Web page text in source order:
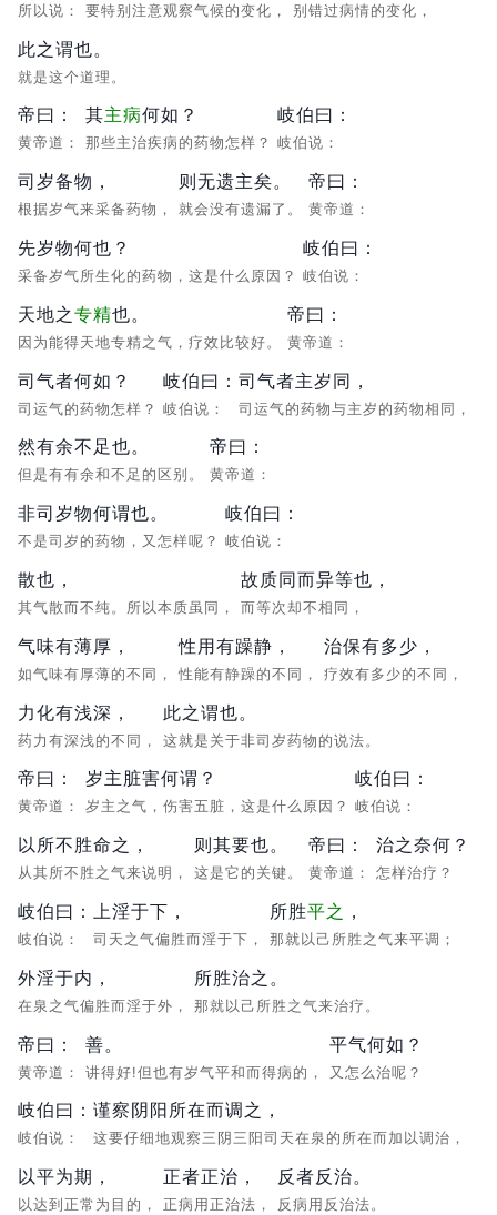
所以说： 要特别注意观察气候的变化， 别错过病情的变化，
此之谓也。
就是这个道理。
帝曰：
黄帝道：
其主病何如？
那些主治疾病的药物怎样？
岐伯曰：
岐伯说：
司岁备物，
根据岁气来采备药物，
则无遗主矣。
就会没有遗漏了。
帝曰：
黄帝道：
先岁物何也？
采备岁气所生化的药物，这是什么原因？
岐伯曰：
岐伯说：
天地之专精也。
因为能得天地专精之气，疗效比较好。
帝曰：
黄帝道：
司气者何如？
司运气的药物怎样？
岐伯曰：
岐伯说：
司气者主岁同，
司运气的药物与主岁的药物相同，
然有余不足也。
但是有有余和不足的区别。
帝曰：
黄帝道：
非司岁物何谓也。
不是司岁的药物，又怎样呢？
岐伯曰：
岐伯说：
散也，
其气散而不纯。所以本质虽同，
故质同而异等也，
而等次却不相同，
气味有薄厚，
如气味有厚薄的不同，
性用有躁静，
性能有静躁的不同，
治保有多少，
疗效有多少的不同，
力化有浅深，
药力有深浅的不同，
此之谓也。
这就是关于非司岁药物的说法。
帝曰：
黄帝道：
岁主脏害何谓？
岁主之气，伤害五脏，这是什么原因？
岐伯曰：
岐伯说：
以所不胜命之，
从其所不胜之气来说明，
则其要也。
这是它的关键。
帝曰：
黄帝道：
治之奈何？
怎样治疗？
岐伯曰：
岐伯说：
上淫于下，
司天之气偏胜而淫于下，
所胜平之 ，
那就以己所胜之气来平调；
外淫于内，
在泉之气偏胜而淫于外，
所胜治之。
那就以己所胜之气来治疗。
帝曰：
黄帝道：
善。
讲得好!但也有岁气平和而得病的，
平气何如？
又怎么治呢？
岐伯曰：
岐伯说：
谨察阴阳所在而调之，
这要仔细地观察三阴三阳司天在泉的所在而加以调治，
以平为期，
以达到正常为目的，
正者正治，
正病用正治法，
反者反治。
反病用反治法。